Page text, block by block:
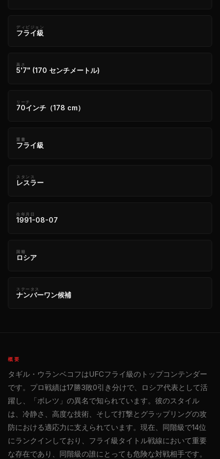
ディビジョン
フライ級
高さ
5'7" (170 センチメートル)
リーチ
70インチ（178 cm）
重量
フライ級
スタンス
レスラー
生年月日
1991-08-07
国籍
ロシア
ステータス
ナンバーワン候補
概要
タギル・ウランベコフはUFCフライ級のトップコンテンダー
です。プロ戦績は17勝3敗0引き分けで、ロシア代表として活
躍し、「ボレツ」の異名で知られています。彼のスタイル
は、冷静さ、高度な技術、そして打撃とグラップリングの攻
防における適応力に支えられています。現在、同階級で14位
にランクインしており、フライ級タイトル戦線において重要
な存在であり、同階級の誰にとっても危険な対戦相手です。